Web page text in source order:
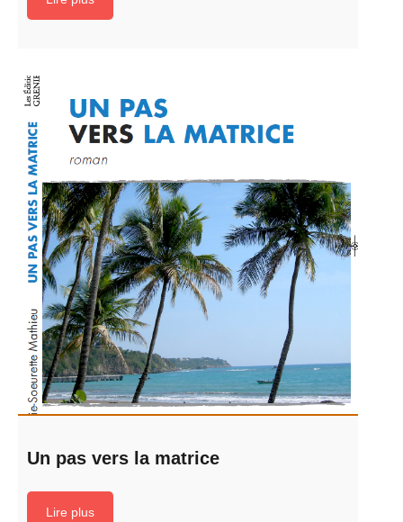
Un pas vers la matrice
Lire plus